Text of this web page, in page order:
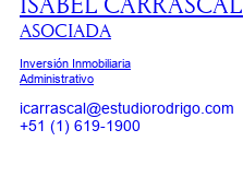
ASOCIADA
Inversión Inmobiliaria
Administrativo
icarrascal@estudiorodrigo.com
+51 (1) 619-1900